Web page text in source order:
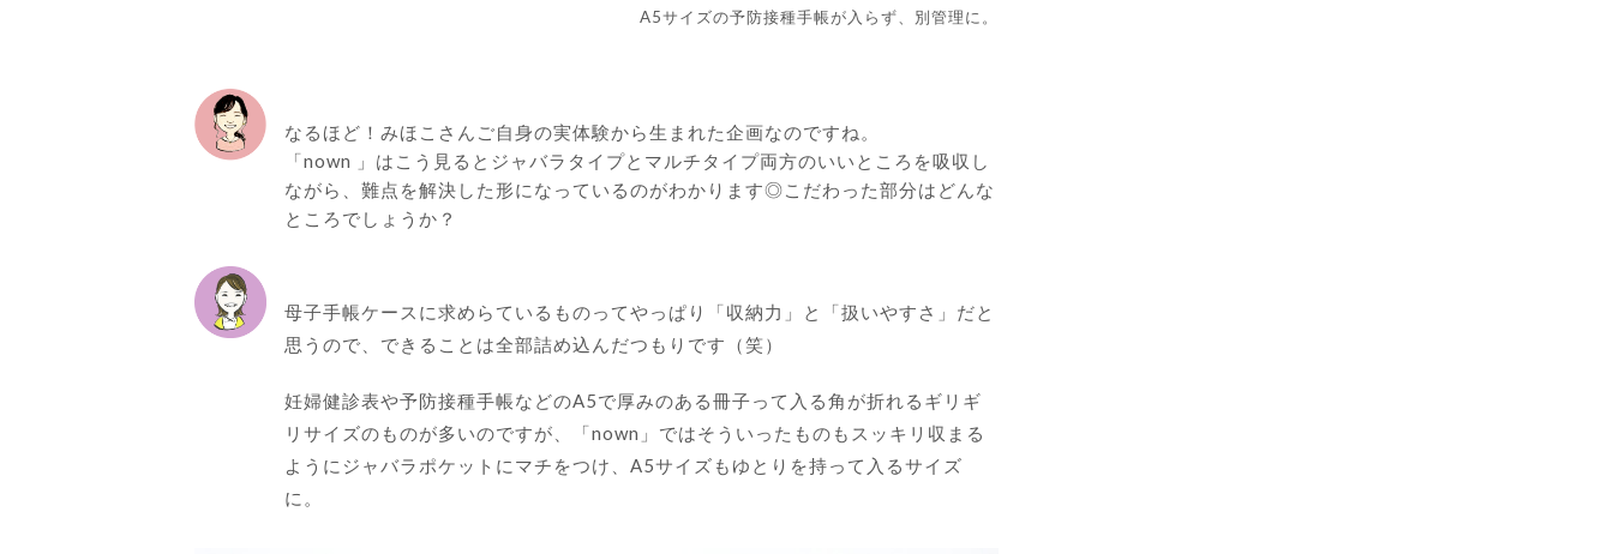
A5サイズの予防接種手帳が入らず、別管理に。
なるほど！みほこさんご自身の実体験から生まれた企画なのですね。
「nown 」はこう見るとジャバラタイプとマルチタイプ両方のいいところを吸収し
ながら、難点を解決した形になっているのがわかります◎こだわった部分はどんな
ところでしょうか？
母子手帳ケースに求めらているものってやっぱり「収納力」と「扱いやすさ」だと
思うので、できることは全部詰め込んだつもりです（笑）
妊婦健診表や予防接種手帳などのA5で厚みのある冊子って入る角が折れるギリギ
リサイズのものが多いのですが、「nown」ではそういったものもスッキリ収まる
ようにジャバラポケットにマチをつけ、A5サイズもゆとりを持って入るサイズ
に。